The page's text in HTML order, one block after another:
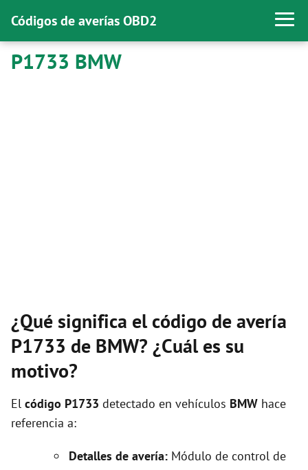
Códigos de averías OBD2
P1733 BMW
¿Qué significa el código de avería
P1733 de BMW? ¿Cuál es su
motivo?
El código P1733 detectado en vehículos BMW hace
referencia a:
Detalles de avería: Módulo de control de